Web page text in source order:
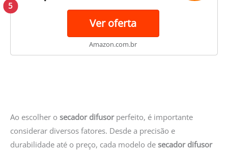
5
Cadence, SEC530-127,
VermelhoVer oferta
Amazon.com.br
Ao escolher o secador difusorperfeito, é importante
considerar diversos fatores. Desde a precisão e
durabilidade até o preço, cada modelo de secador difusor